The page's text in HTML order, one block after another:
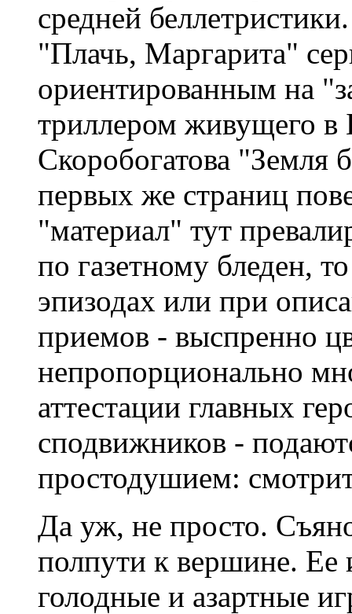
средней
"Плачь, Маргарита"
ориентированным на
триллером живущего в
Скоробогатова "Земля
первых же страниц
"материал" тут
по газетному бледен,
эпизодах или при
приемов - выспренно
непропорционально
аттестации главных
сподвижников -
простодушием:
Да уж, не просто.
полпути к вершине. Ее
голодные и азартные